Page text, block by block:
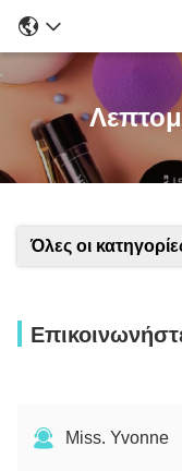
Όλες οι
Miss. Yvonne